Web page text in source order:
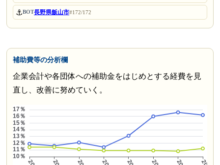
⚓BOT長野県飯山市#172/172
補助費等の分析欄
企業会計や各団体への補助金をはじめとする経費を見
直し、改善に努めていく。